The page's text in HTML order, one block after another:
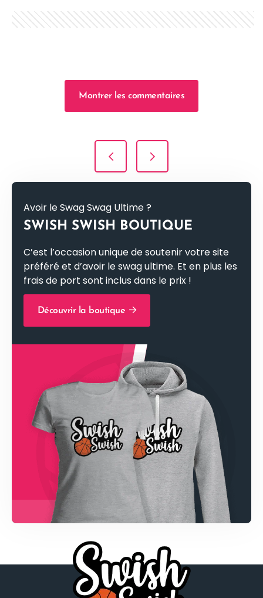
Montrer les commentaires
Navigation de l’article
Avoir le Swag Swag Ultime ?
SWISH SWISH BOUTIQUE
C’est l’occasion unique de soutenir votre site
préféré et d’avoir le swag ultime. Et en plus les
frais de port sont inclus dans le prix !
Découvrir la boutique